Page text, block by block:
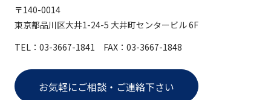
〒140-0014
東京都品川区大井1-24-5 大井町センタービル 6F
TEL：03-3667-1841 FAX：03-3667-1848
お気軽にご相談・ご連絡下さい